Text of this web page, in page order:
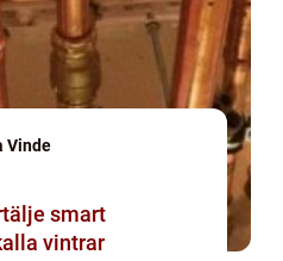
Vinde
vintrar